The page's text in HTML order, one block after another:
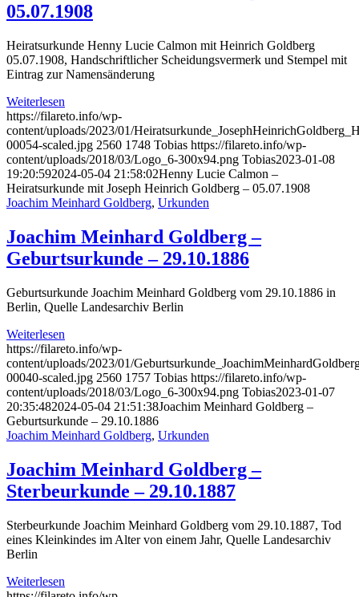
05.07.1908
Heiratsurkunde Henny Lucie Calmon mit Heinrich Goldberg
05.07.1908, Handschriftlicher Scheidungsvermerk und Stempel mit
Eintrag zur Namensänderung
Weiterlesen
https://filareto.info/wp-
content/uploads/2023/01/
00054-scaled.jpg 2560 1748 Tobias https://filareto.info/wp-
content/uploads/2018/03/Logo_6-300x94.png Tobias2023-01-08
19:20:592024-05-04 21:58:02Henny Lucie Calmon –
Heiratsurkunde mit Joseph Heinrich Goldberg – 05.07.1908
Joachim Meinhard Goldberg, Urkunden
Joachim Meinhard Goldberg –
Geburtsurkunde – 29.10.1886
Geburtsurkunde Joachim Meinhard Goldberg vom 29.10.1886 in
Berlin, Quelle Landesarchiv Berlin
Weiterlesen
https://filareto.info/wp-
content/uploads/2023/01/
00040-scaled.jpg 2560 1757 Tobias https://filareto.info/wp-
content/uploads/2018/03/Logo_6-300x94.png Tobias2023-01-07
20:35:482024-05-04 21:51:38Joachim Meinhard Goldberg –
Geburtsurkunde – 29.10.1886
Joachim Meinhard Goldberg, Urkunden
Joachim Meinhard Goldberg –
Sterbeurkunde – 29.10.1887
Sterbeurkunde Joachim Meinhard Goldberg vom 29.10.1887, Tod
eines Kleinkindes im Alter von einem Jahr, Quelle Landesarchiv
Berlin
Weiterlesen